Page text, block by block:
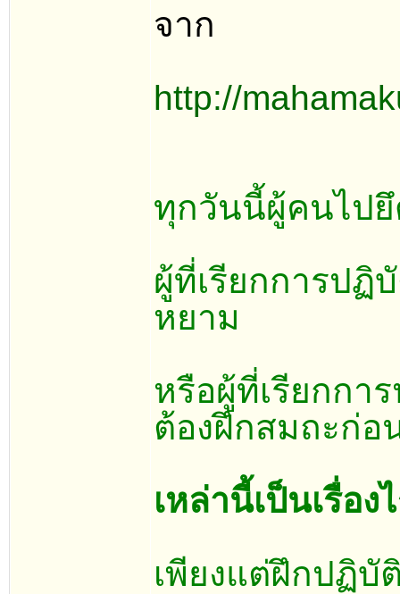
จาก
http://
ทุกวันนี้ผู้คนไป
ผู้ที่เรียกการปฏิ
หยาม
หรือผู้ที่เรียกกา
ต้องฝึกสมถะก่อ
เหล่านี้เป็นเรื่อ
เพียงแต่ฝึกปฏิบั